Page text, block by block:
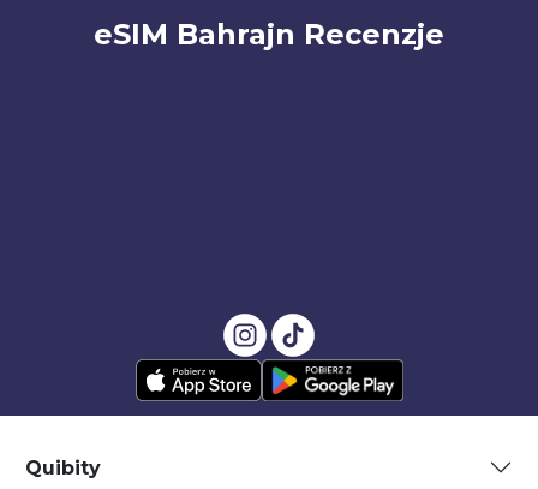
eSIM Bahrajn Recenzje
Quibity